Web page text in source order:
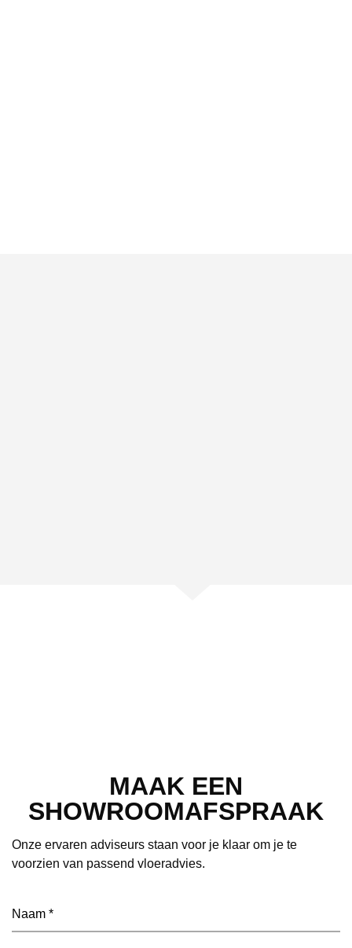
MAAK EEN
SHOWROOMAFSPRAAK
Onze ervaren adviseurs staan voor je klaar om je te
voorzien van passend vloeradvies.